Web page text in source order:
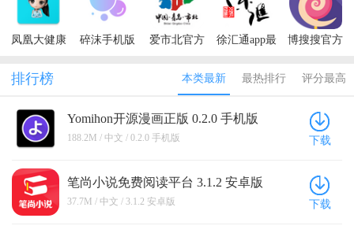
凤凰大健康
碎沫手机版
爱市北官方
徐汇通app最
博搜搜官方
排行榜 本类最新 最热排行 评分最高
Yomihon开源漫画正版 0.2.0 手机版
188.2M / 中文 / 0.2.0 手机版 下载
笔尚小说免费阅读平台 3.1.2 安卓版
37.7M / 中文 / 3.1.2 安卓版 下载